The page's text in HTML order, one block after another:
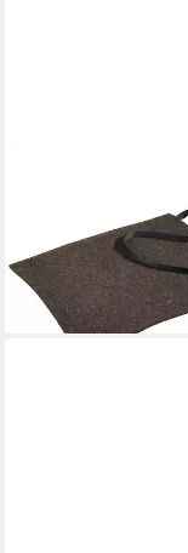
49,99 €
UVP 74,99 €
-33%
lieferbar - in 2-3